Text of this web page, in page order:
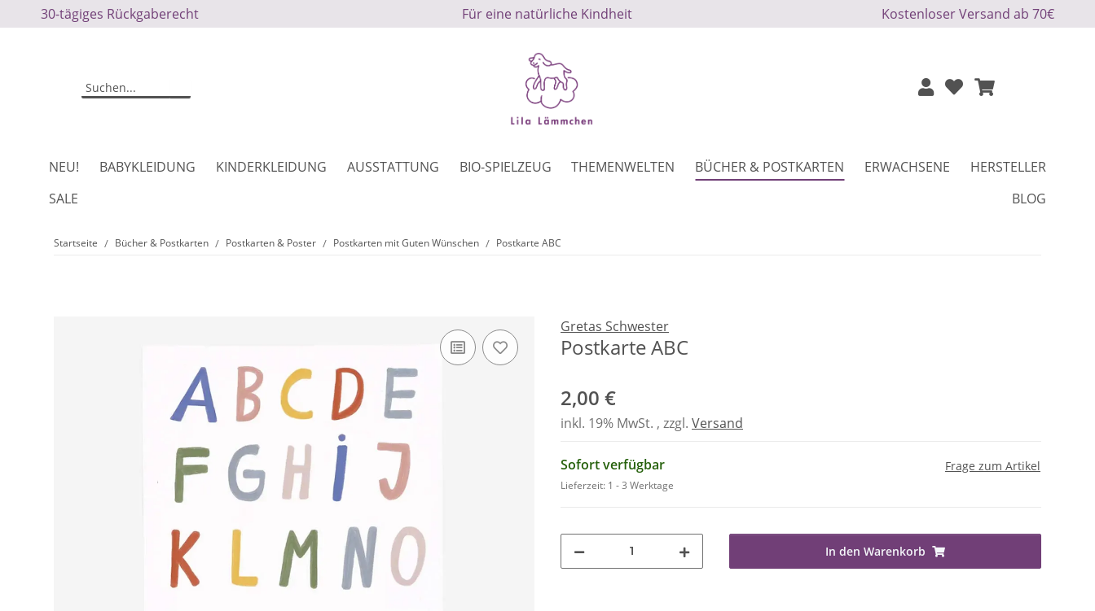
30-tägiges Rückgaberecht Für eine natürliche Kindheit Kostenloser Versand ab 70€
NEU! BABYKLEIDUNG KINDERKLEIDUNG AUSSTATTUNG BIO-SPIELZEUG THEMENWELTEN BÜCHER & POSTKARTEN ERWACHSENE
HERSTELLER
SALE
BLOG
Startseite Bücher & Postkarten Postkarten & Poster Postkarten mit Guten Wünschen Postkarte ABC
Gretas Schwester
Postkarte ABC
2,00 €
inkl. 19% MwSt. , zzgl. Versand
Sofort verfügbar
Lieferzeit: 1 - 3 Werktage
Frage zum Artikel
In den Warenkorb